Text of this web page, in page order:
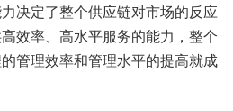
决定了整个供应链对市场的反应
效率、高水平服务的能力，整个
管理效率和管理水平的提高就成